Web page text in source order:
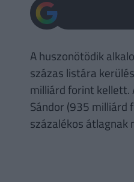
A huszonötödik
százas listára
milliárd forint kellett.
Sándor (935 milliárd
százalékos átlagnak